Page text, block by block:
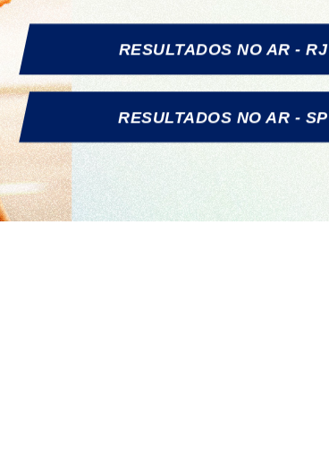
RESULTADOS NO AR - RJ
RESULTADOS NO AR - SP